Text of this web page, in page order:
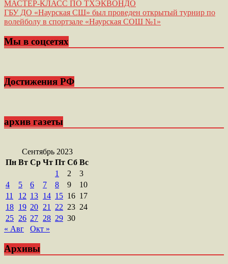
Навигация
по
МАСТЕР-КЛАСС ПО ТХЭКВОНДО
ГБУ ДО «Наурская СШ» был проведен открытый турнир по
волейболу в спортзале «Наурская СОШ №1»
Мы в соцсетях
Достижения РФ
архив газеты
Сентябрь 2023
Пн Вт Ср Чт Пт Сб Вс
1
2
3
4
5 6 7 8 9
10
11
12 13 14 15 16 17
18 19 20 21 22 23 24
25 26 27 28 29 30
« Авг
Окт »
Архивы